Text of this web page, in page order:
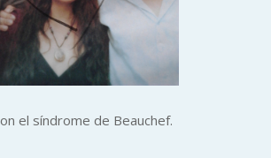
el síndrome de Beauchef.